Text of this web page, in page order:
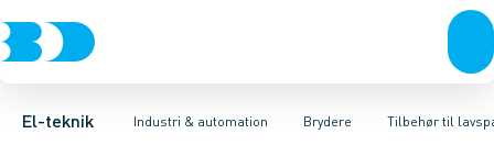
El-teknik Industri & automation
Afbrydere, stikkontakter & lampeudtagForgreningsmateriel
Brydere
Industristiksystemer Frekvensomformere og softstartere
Tilbehør til
Motorbetjening for effektafbryder Ombygningssæt til